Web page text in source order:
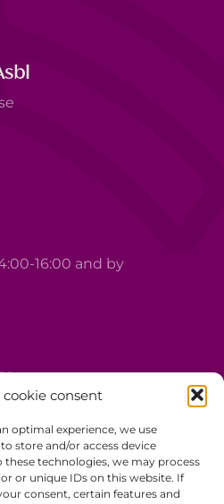
cookie consent
optimal experience, we use
store and/or access device
technologies, we may process
or unique IDs on this website. If
consent, certain features and
16:00 and by